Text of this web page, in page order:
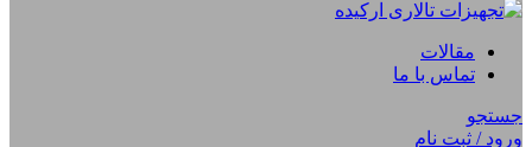
مقالات
تماس با ما
جستجو
ورود / ثبت نام